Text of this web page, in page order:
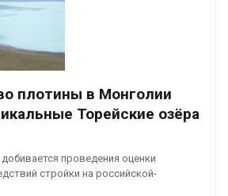
плотины в Монголии
Торейские озёра
проведения оценки
стройки на российской-